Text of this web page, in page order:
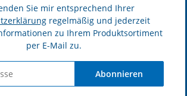
Sie mir entsprechend Ihrer
regelmäßig und jederzeit
zu Ihrem Produktsortiment
per E-Mail zu.
Abonnieren